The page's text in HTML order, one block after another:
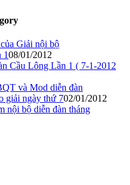
Giải nội bộ
08/01/2012
Cầu Lông Lần 1 ( 7-1-2012
và Mod diễn đàn
ngày thứ 702/01/2012
nội bộ diễn đàn tháng